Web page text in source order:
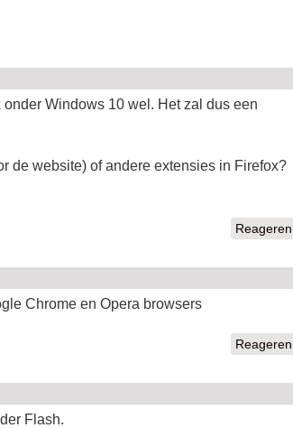
Windows 10 wel. Het zal dus een
de website) of andere extensies in Firefox?
Reageren
Chrome en Opera browsers
Reageren
Flash.